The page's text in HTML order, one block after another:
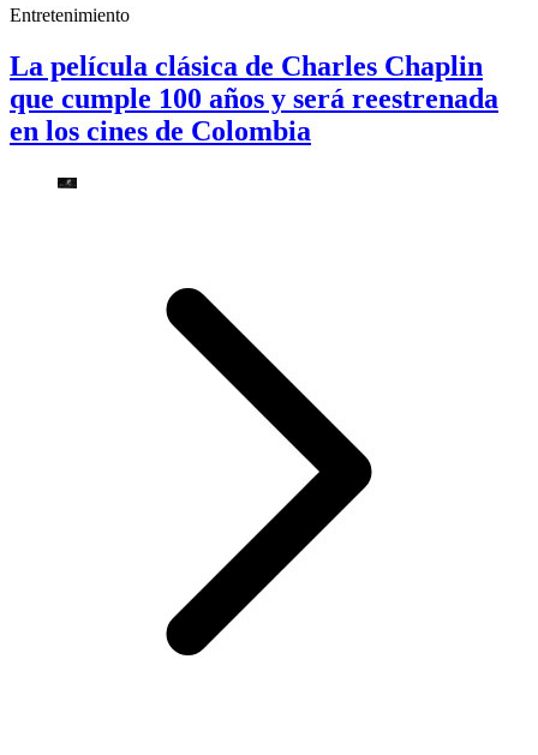
Entretenimiento
La película clásica de Charles Chaplin
que cumple 100 años y será reestrenada
en los cines de Colombia